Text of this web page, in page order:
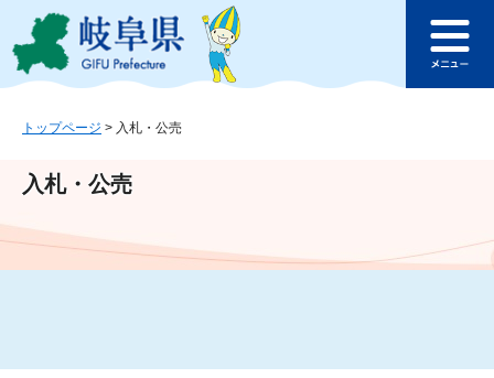
ジ
ュ
文
このページの本文へ
ュ
トップページ > 入札・公売
入札・公売